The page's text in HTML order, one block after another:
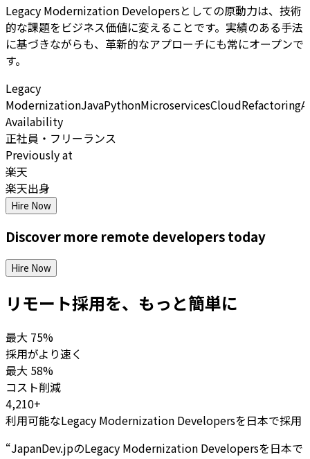
Legacy Modernization Developersとしての原動力は、技術
的な課題をビジネス価値に変えることです。実績のある手法
に基づきながらも、革新的なアプローチにも常にオープンで
す。
Legacy
ModernizationJavaPythonMicroservicesCloudRefactoring
Availability
正社員・フリーランス
Previously at
楽天
楽天出身
Hire Now
Discover more remote developerstoday
Hire Now
リモート採用を、もっと簡単に
最大 75%
採用がより速く
最大 58%
コスト削減
4,210+
利用可能なLegacy Modernization Developersを日本で採用
“JapanDev.jpのLegacy Modernization Developersを日本で